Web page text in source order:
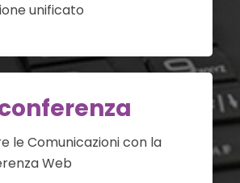
unificato
le Comunicazioni con la
Web